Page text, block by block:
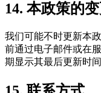
14. 本政策的
我们可能不时更新本
前通过电子邮件或在
期显示其最后更新时间